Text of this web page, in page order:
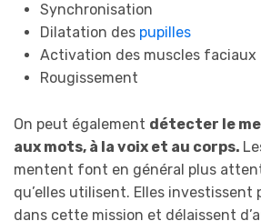
Synchronisation
Dilatation des pupilles
Activation des muscles faciaux
Rougissement
On peut également détecter le
aux mots, à la voix et au corps.
mentent font en général plus
qu’elles utilisent. Elles investissent
dans cette mission et délaissent